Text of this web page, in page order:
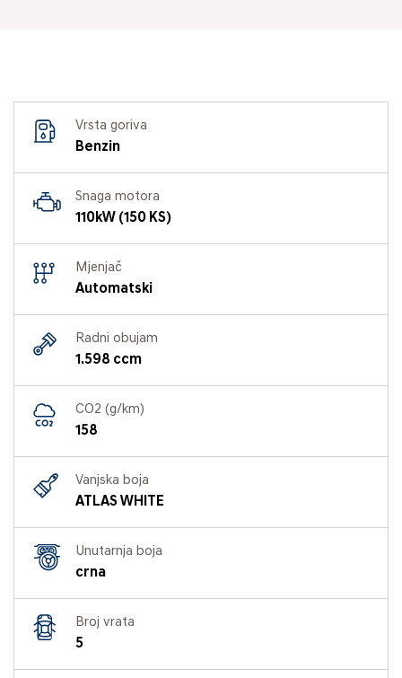
Vrsta goriva
Benzin
Snaga motora
110kW (150 KS)
Mjenjač
Automatski
Radni obujam
1.598 ccm
CO2 (g/km)
158
Vanjska boja
ATLAS WHITE
Unutarnja boja
crna
Broj vrata
5